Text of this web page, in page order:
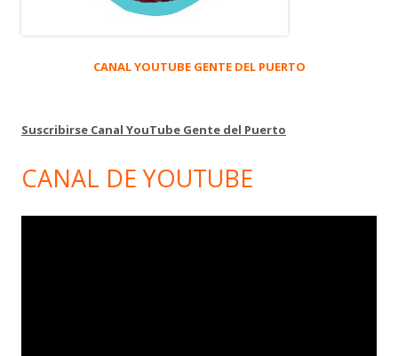
CANAL YOUTUBE GENTE DEL PUERTO
Suscribirse Canal YouTube Gente del Puerto
CANAL DE YOUTUBE